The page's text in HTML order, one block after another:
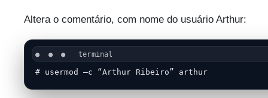
Altera o comentário, com nome do usuário Arthur:
# usermod –c “Arthur Ribeiro” arthur